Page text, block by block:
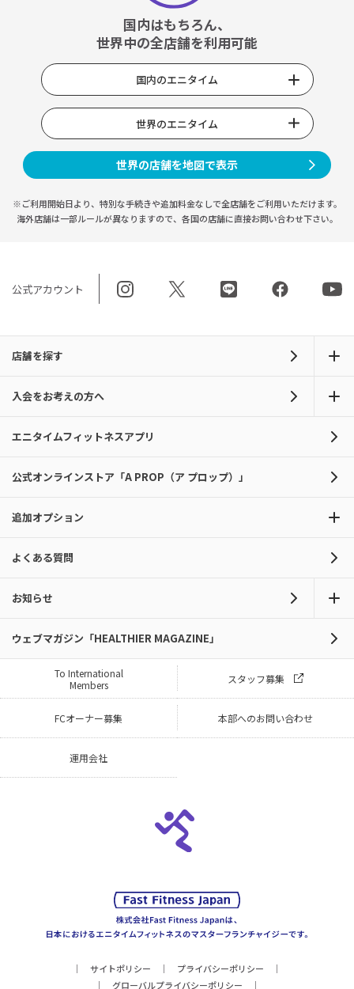
国内はもちろん、
世界中の全店舗を利用可能
国内のエニタイム
世界のエニタイム
世界の店舗を地図で表示
※ご利用開始日より、特別な手続きや追加料金なしで全店舗をご利用いただけます。
海外店舗は一部ルールが異なりますので、 各国の店舗に直接お問い合わせ下さい。
公式アカウント
店舗を探す
入会をお考えの方へ
エニタイムフィットネスアプリ
公式オンラインストア「A PROP（ア プロップ）」
追加オプション
よくある質問
お知らせ
ウェブマガジン「HEALTHIER MAGAZINE」
To International
Members
スタッフ募集
FCオーナー募集 本部へのお問い合わせ
運用会社
サイトポリシー
プライバシーポリシー
グローバルプライバシーポリシー